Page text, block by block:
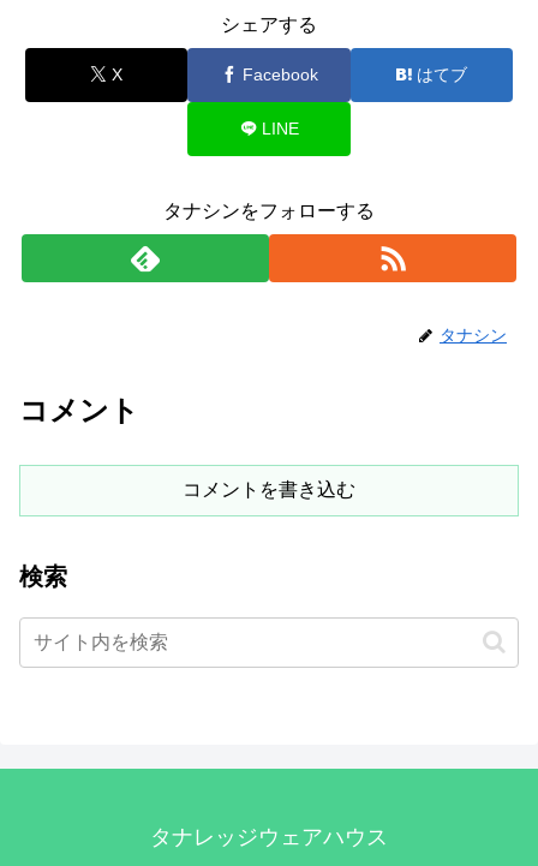
シェアする
X Facebook はてブ
LINE
タナシンをフォローする
タナシン
コメント
コメントを書き込む
検索
タナレッジウェアハウス